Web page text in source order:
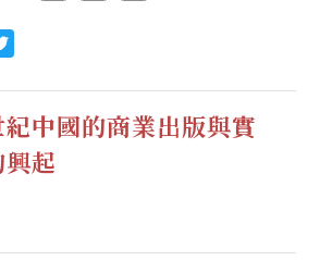
本頁至Line(另開視窗)
中國的商業出版與實
起